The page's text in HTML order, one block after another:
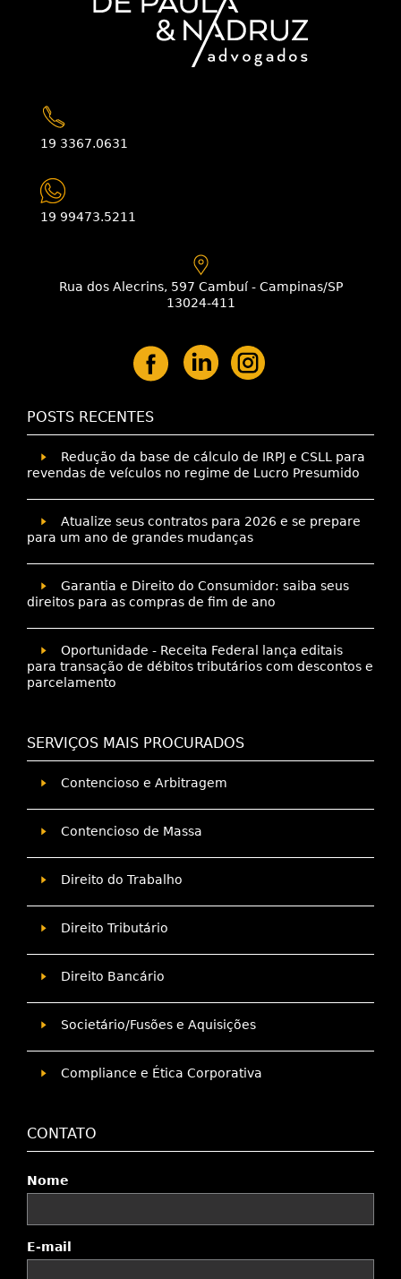
19 3367.0631
19 99473.5211
Rua dos Alecrins, 597 Cambuí - Campinas/SP
13024-411
POSTS RECENTES
Redução da base de cálculo de IRPJ e CSLL para
revendas de veículos no regime de Lucro Presumido
Atualize seus contratos para 2026 e se prepare
para um ano de grandes mudanças
Garantia e Direito do Consumidor: saiba seus
direitos para as compras de fim de ano
Oportunidade - Receita Federal lança editais
para transação de débitos tributários com descontos e
parcelamento
SERVIÇOS MAIS PROCURADOS
Contencioso e Arbitragem
Contencioso de Massa
Direito do Trabalho
Direito Tributário
Direito Bancário
Societário/Fusões e Aquisições
Compliance e Ética Corporativa
CONTATO
Nome
E-mail